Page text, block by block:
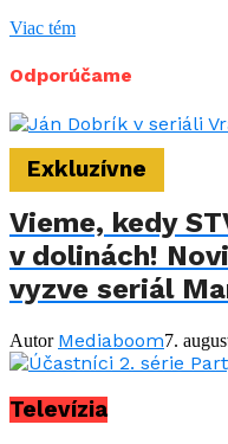
Viac tém
Odporúčame
Exkluzívne
Vieme, kedy
v dolinách!
vyzve seriál
Autor Mediaboom7.
Televízia